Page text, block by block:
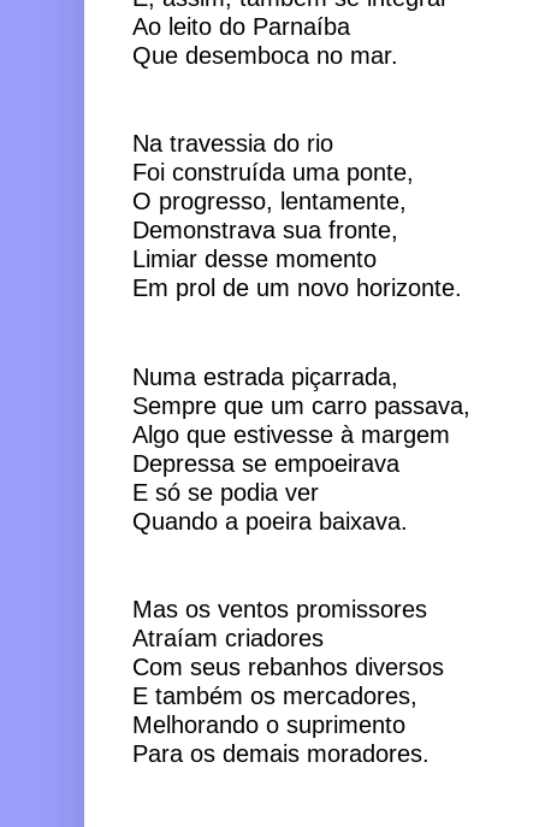
Ao leito do Parnaíba
Que desemboca no mar.
Na travessia do rio
Foi construída uma ponte,
O progresso, lentamente,
Demonstrava sua fronte,
Limiar desse momento
Em prol de um novo horizonte.
Numa estrada piçarrada,
Sempre que um carro passava,
Algo que estivesse à margem
Depressa se empoeirava
E só se podia ver
Quando a poeira baixava.
Mas os ventos promissores
Atraíam criadores
Com seus rebanhos diversos
E também os mercadores,
Melhorando o suprimento
Para os demais moradores.